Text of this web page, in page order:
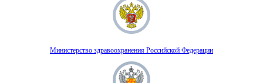
Министерство здравоохранения Российской Федерации